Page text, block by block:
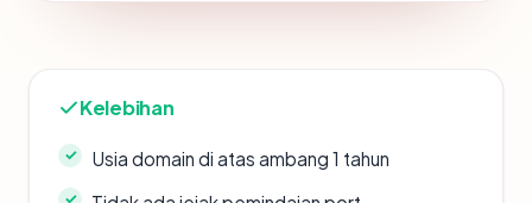
Kelebihan
Usia domain di atas ambang 1 tahun